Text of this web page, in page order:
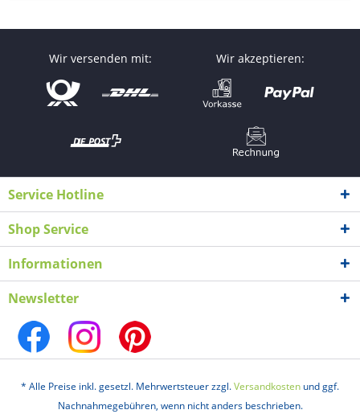
Wir versenden mit: Wir akzeptieren:
Service Hotline
Shop Service
Informationen
Newsletter
* Alle Preise inkl. gesetzl. Mehrwertsteuer zzgl.Versandkosten und ggf.
Nachnahmegebühren, wenn nicht anders beschrieben.